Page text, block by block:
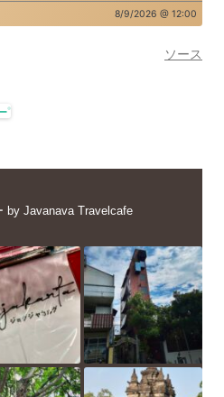
ソース
by Javanava Travelcafe